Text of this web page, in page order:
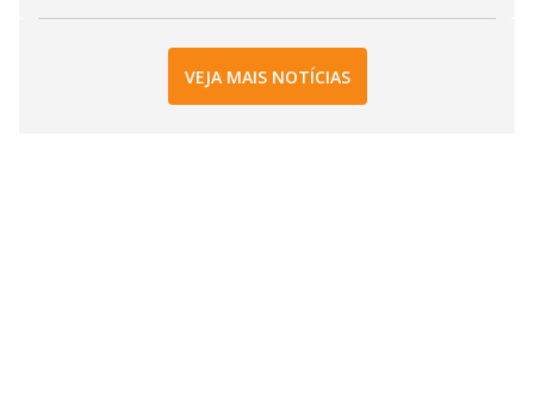
VEJA MAIS NOTÍCIAS